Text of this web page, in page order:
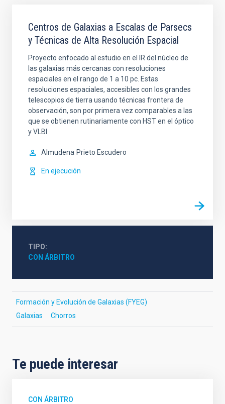
Centros de Galaxias a Escalas de Parsecs
y Técnicas de Alta Resolución Espacial
Proyecto enfocado al estudio en el IR del núcleo de
las galaxias más cercanas con resoluciones
espaciales en el rango de 1 a 10 pc. Estas
resoluciones espaciales, accesibles con los grandes
telescopios de tierra usando técnicas frontera de
observación, son por primera vez comparables a las
que se obtienen rutinariamente con HST en el óptico
y VLBI
Almudena Prieto Escudero
En ejecución
TIPO
CON ÁRBITRO
Formación y Evolución de Galaxias (FYEG)
Galaxias
Chorros
Te puede interesar
CON ÁRBITRO